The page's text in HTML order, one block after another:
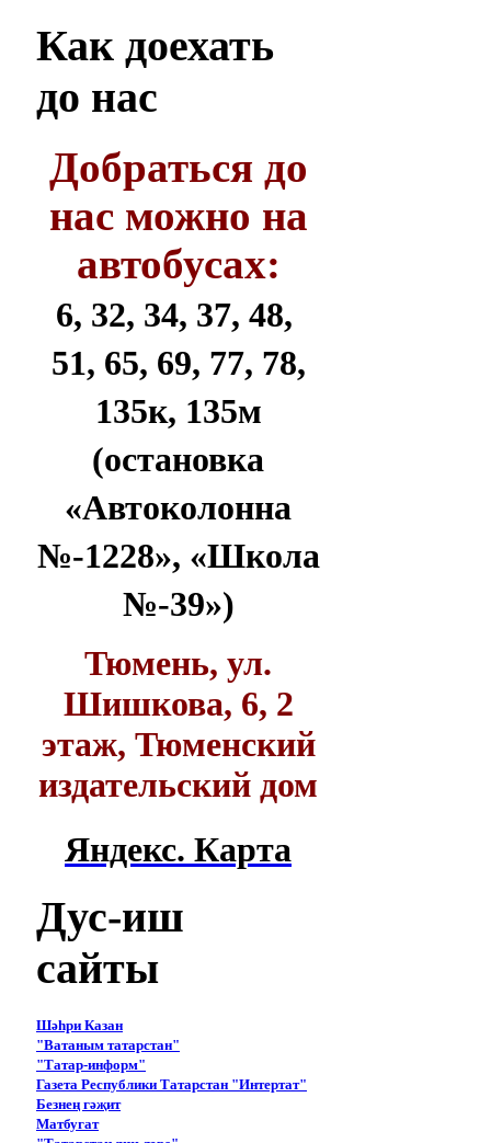
Как доехать
до нас
Добраться до
нас можно на
автобусах:
6, 32, 34, 37, 48,
51, 65, 69, 77, 78,
135к, 135м
(остановка
«Автоколонна
№-1228», «Школа
№-39»)
Тюмень, ул.
Шишкова, 6, 2
этаж, Тюменский
издательский дом
Яндекс. Карта
Дус-иш
сайты
Шәһри Казан
"Ватаным татарстан"
"Татар-информ"
Газета Республики Татарстан "Интертат"
Безнең гәҗит
Матбугат